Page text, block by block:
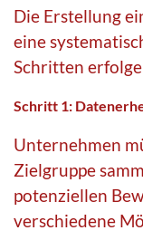
Die Erstellung
eine
Schritten
Schritt 1:
Unternehmen
Zielgruppe
potenziellen
verschiedene